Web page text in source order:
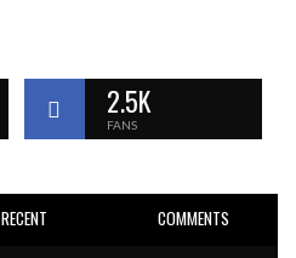
2.5K
FANS
RECENT COMMENTS